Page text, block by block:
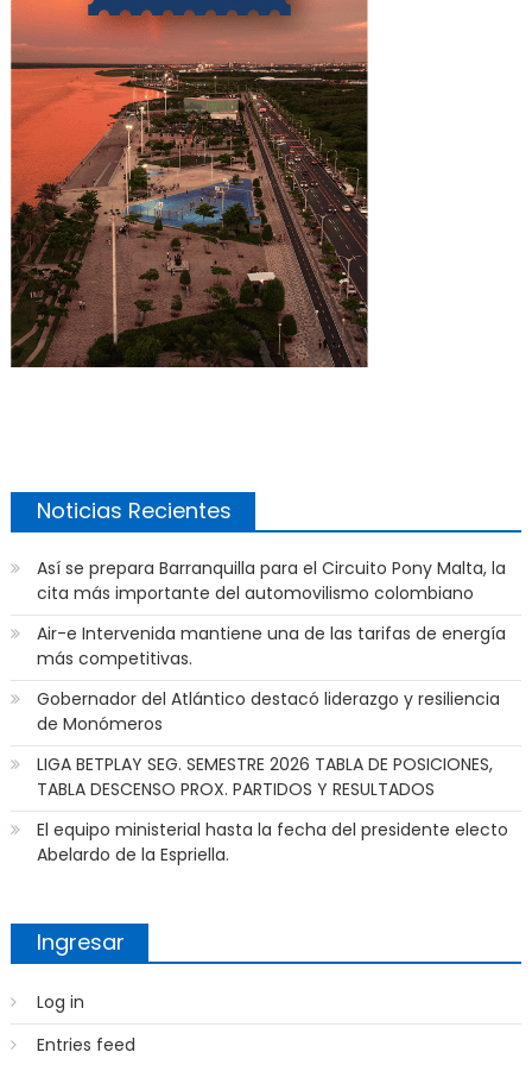
Noticias Recientes
Así se prepara Barranquilla para el Circuito Pony Malta, la
cita más importante del automovilismo colombiano
Air-e Intervenida mantiene una de las tarifas de energía
más competitivas.
Gobernador del Atlántico destacó liderazgo y resiliencia
de Monómeros
LIGA BETPLAY SEG. SEMESTRE 2026 TABLA DE POSICIONES,
TABLA DESCENSO PROX. PARTIDOS Y RESULTADOS
El equipo ministerial hasta la fecha del presidente electo
Abelardo de la Espriella.
Ingresar
Log in
Entries feed